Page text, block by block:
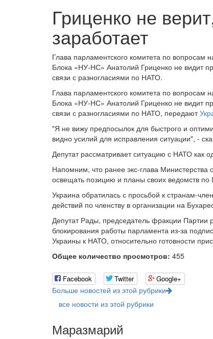
Гриценко не
заработает
Глава парламентского комитета по вопросам
Блока «НУ-НС» Анатолий Гриценко не видит
связи с разногласиями по НАТО.
Глава парламентского комитета по вопросам
Блока «НУ-НС» Анатолий Гриценко не видит
связи с разногласиями по НАТО, передают
"Я не вижу предпосылок для быстрого и
видно усилий для исправления ситуации", -
Депутат рассматривает ситуацию с НАТО как
Напомним, что ранее экс-глава
освещать позицию и планы своих ведомств
Украина обратилась с просьбой к странам-
действий по членству в организации на
Депутат Рады, председатель фракции Партии
блокирования работы парламента из-за
Украины к НАТО, относительно готовности
Общее количество просмотров: 455
Facebook Twitter Google+
Больше новостей из этой рубрики
все новости из этой рубрики
Маразмарий